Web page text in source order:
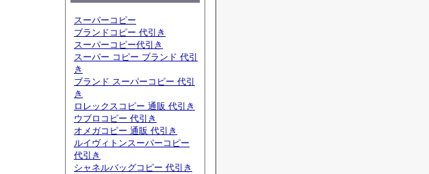
スーパーコピー
ブランドコピー 代引き
スーパーコピー代引き
スーパー コピー ブランド 代引
き
ブランド スーパーコピー 代引
き
ロレックスコピー 通販 代引き
ウブロコピー 代引き
オメガコピー 通販 代引き
ルイヴィトンスーパーコピー
代引き
シャネルバッグコピー 代引き